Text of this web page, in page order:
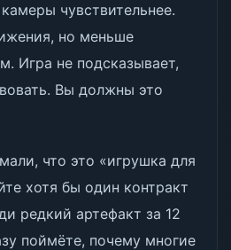
чувствительнее.
но меньше
Игра не подсказывает,
Вы должны это
что это «игрушка для
хотя бы один контракт
редкий артефакт за 12
поймёте, почему многие